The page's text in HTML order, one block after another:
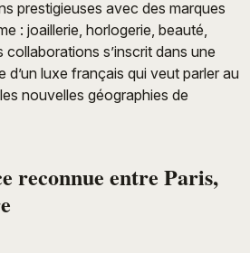
prestigieuses avec des marques
: joaillerie, horlogerie, beauté,
s’inscrit dans une
d’un luxe français qui veut parler au
nouvelles géographies de
reconnue entre Paris,